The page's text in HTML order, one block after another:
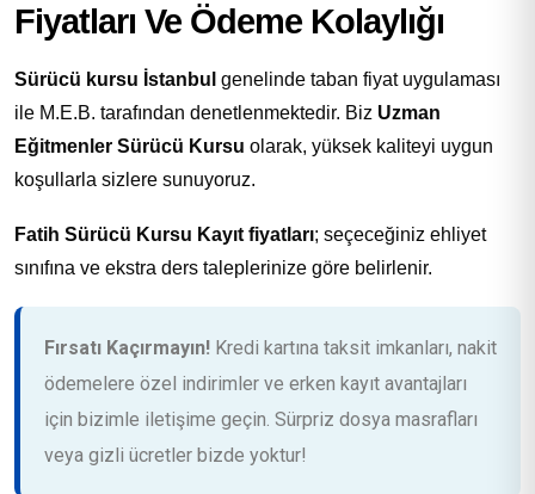
Fiyatları Ve Ödeme Kolaylığı
Sürücü kursu İstanbul genelinde taban fiyat uygulaması
ile M.E.B. tarafından denetlenmektedir. Biz Uzman
Eğitmenler Sürücü Kursu olarak, yüksek kaliteyi uygun
koşullarla sizlere sunuyoruz.
Fatih Sürücü Kursu Kayıt fiyatları; seçeceğiniz ehliyet
sınıfına ve ekstra ders taleplerinize göre belirlenir.
Fırsatı Kaçırmayın! Kredi kartına taksit imkanları, nakit
ödemelere özel indirimler ve erken kayıt avantajları
için bizimle iletişime geçin. Sürpriz dosya masrafları
veya gizli ücretler bizde yoktur!